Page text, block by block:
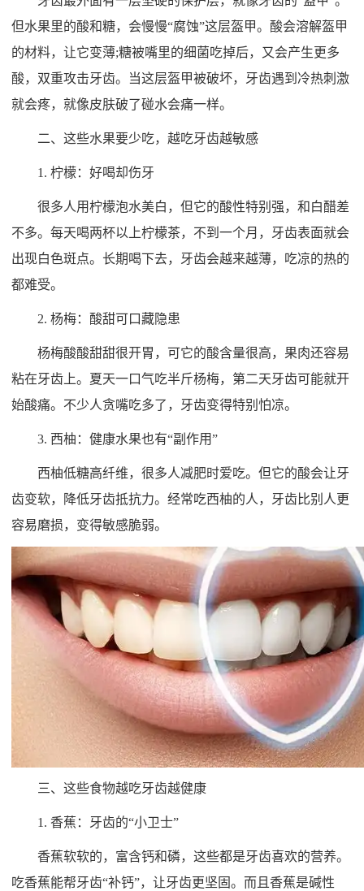
但水果里的酸和糖，会慢慢“腐蚀”这层盔甲。酸会溶解盔甲
的材料，让它变薄;糖被嘴里的细菌吃掉后，又会产生更多
酸，双重攻击牙齿。当这层盔甲被破坏，牙齿遇到冷热刺激
就会疼，就像皮肤破了碰水会痛一样。
二、这些水果要少吃，越吃牙齿越敏感
1. 柠檬：好喝却伤牙
很多人用柠檬泡水美白，但它的酸性特别强，和白醋差
不多。每天喝两杯以上柠檬茶，不到一个月，牙齿表面就会
出现白色斑点。长期喝下去，牙齿会越来越薄，吃凉的热的
都难受。
2. 杨梅：酸甜可口藏隐患
杨梅酸酸甜甜很开胃，可它的酸含量很高，果肉还容易
粘在牙齿上。夏天一口气吃半斤杨梅，第二天牙齿可能就开
始酸痛。不少人贪嘴吃多了，牙齿变得特别怕凉。
3. 西柚：健康水果也有“副作用”
西柚低糖高纤维，很多人减肥时爱吃。但它的酸会让牙
齿变软，降低牙齿抵抗力。经常吃西柚的人，牙齿比别人更
容易磨损，变得敏感脆弱。
三、这些食物越吃牙齿越健康
1. 香蕉：牙齿的“小卫士”
香蕉软软的，富含钙和磷，这些都是牙齿喜欢的营养。
吃香蕉能帮牙齿“补钙”，让牙齿更坚固。而且香蕉是碱性